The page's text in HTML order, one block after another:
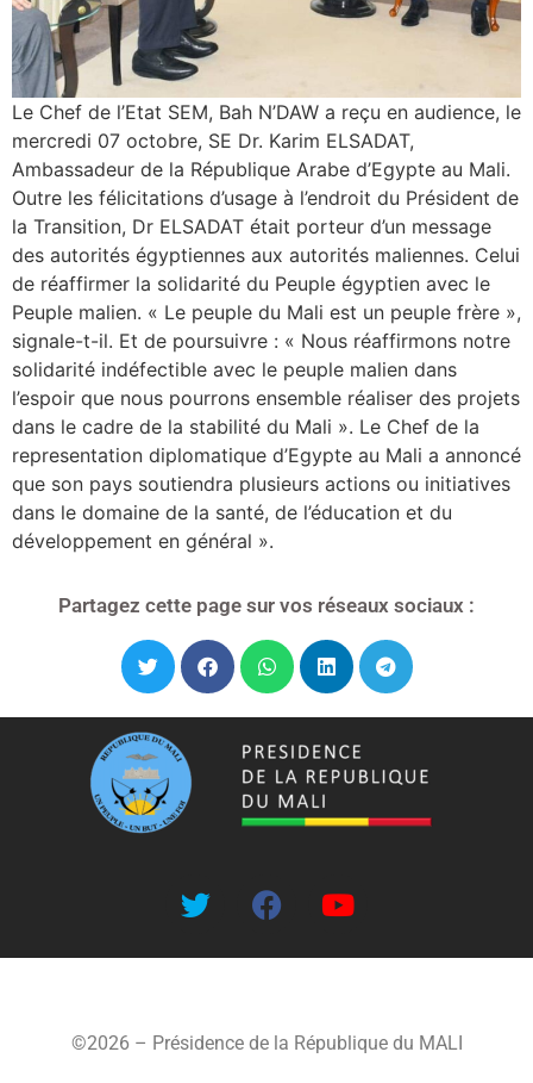
Le Chef de l’Etat SEM, Bah N’DAW a reçu en audience, le
mercredi 07 octobre, SE Dr. Karim ELSADAT,
Ambassadeur de la République Arabe d’Egypte au Mali.
Outre les félicitations d’usage à l’endroit du Président de
la Transition, Dr ELSADAT était porteur d’un message
des autorités égyptiennes aux autorités maliennes. Celui
de réaffirmer la solidarité du Peuple égyptien avec le
Peuple malien. « Le peuple du Mali est un peuple frère »,
signale-t-il. Et de poursuivre : « Nous réaffirmons notre
solidarité indéfectible avec le peuple malien dans
l’espoir que nous pourrons ensemble réaliser des projets
dans le cadre de la stabilité du Mali ». Le Chef de la
representation diplomatique d’Egypte au Mali a annoncé
que son pays soutiendra plusieurs actions ou initiatives
dans le domaine de la santé, de l’éducation et du
développement en général ».
Partagez cette page sur vos réseaux sociaux :
©2026 – Présidence de la République du MALI